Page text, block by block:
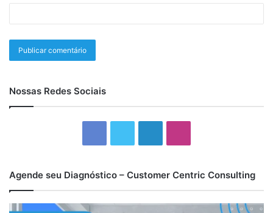
Nossas Redes Sociais
Agende seu Diagnóstico – Customer Centric Consulting